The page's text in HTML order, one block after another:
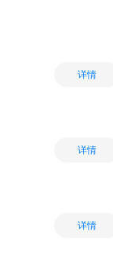
详情
详情
详情